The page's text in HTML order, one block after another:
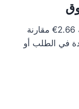
شهد سعر الذهب عيار 21 ارتفاعًا بقيمة 2.66€ مقارنة
في الطلب أو